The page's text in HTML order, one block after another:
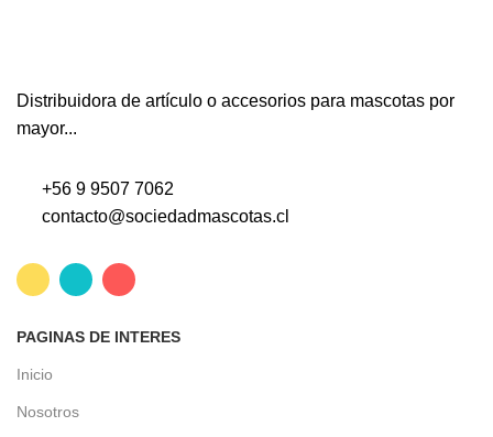
Distribuidora de artículo o accesorios para mascotas por
mayor...
+56 9 9507 7062
contacto@sociedadmascotas.cl
PAGINAS DE INTERES
Inicio
Nosotros